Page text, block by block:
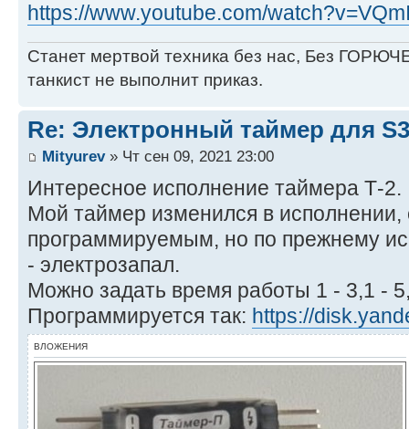
https://www.youtube.com/
Станет мертвой техника без нас, Без
танкист не выполнит приказ.
Re: Электронный таймер для
Mityurev» Чт сен 09, 2021 23:00
Интересное исполнение таймера Т-2.
Мой таймер изменился в исполнении,
программируемым, но по прежнему
- электрозапал.
Можно задать время работы 1 - 3,1 -
Программируется так: https://
ВЛОЖЕНИЯ